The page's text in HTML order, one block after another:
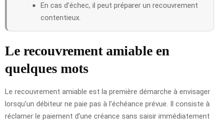
En cas d’échec, il peut préparer un recouvrement
contentieux.
Le recouvrement amiable en
quelques mots
Le recouvrement amiable est la première démarche à envisager
lorsqu’un débiteur ne paie pas à l’échéance prévue. Il consiste à
réclamer le paiement d’une créance sans saisir immédiatement